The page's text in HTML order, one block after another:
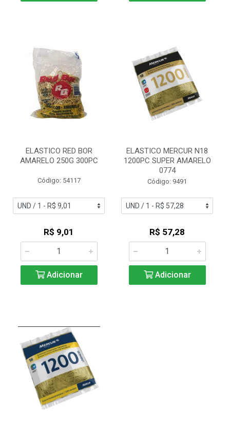
ELASTICO RED BOR
AMARELO 250G 300PC
Código: 54117
R$ 9,01
Adicionar
ELASTICO MERCUR N18
1200PC SUPER AMARELO
0774
Código: 9491
R$ 57,28
Adicionar